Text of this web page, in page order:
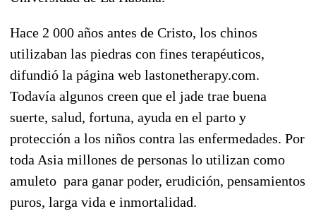
Hace 2 000 años antes de Cristo, los chinos
utilizaban las piedras con fines terapéuticos,
difundió la página web lastonetherapy.com.
Todavía algunos creen que el jade trae buena
suerte, salud, fortuna, ayuda en el parto y
protección a los niños contra las enfermedades. Por
toda Asia millones de personas lo utilizan como
amuleto para ganar poder, erudición, pensamientos
puros, larga vida e inmortalidad.